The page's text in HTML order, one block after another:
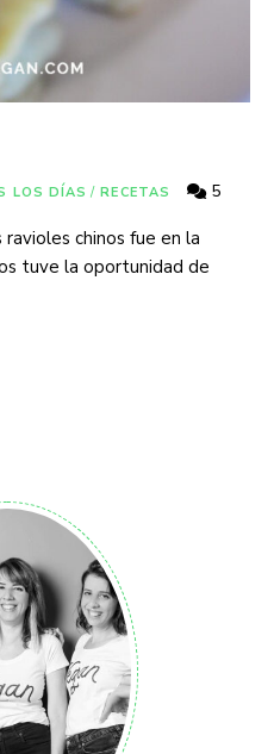
LOS DÍAS / RECETAS 5
chinos fue en la
tuve la oportunidad de